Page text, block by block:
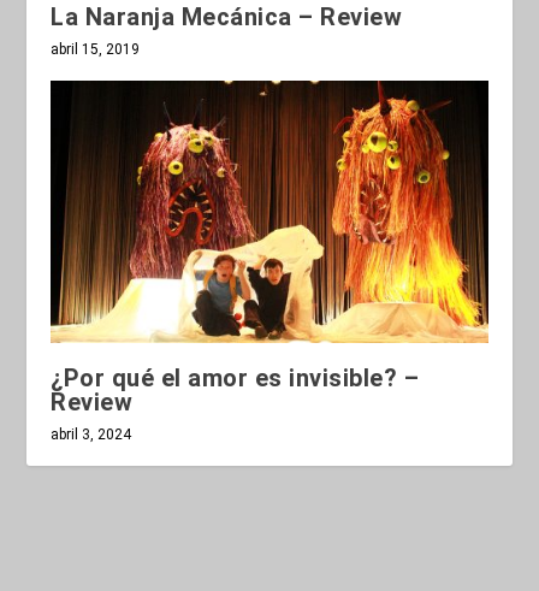
La Naranja Mecánica – Review
abril 15, 2019
¿Por qué el amor es invisible? –
Review
abril 3, 2024